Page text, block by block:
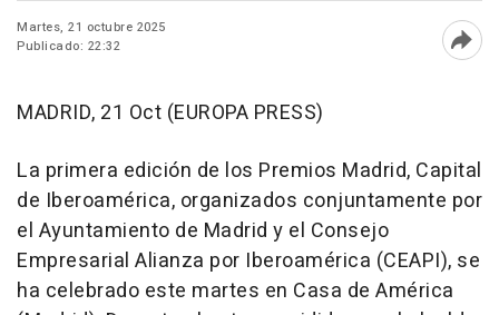
Martes, 21 octubre 2025
Publicado: 22:32
MADRID, 21 Oct (EUROPA PRESS)
La primera edición de los Premios Madrid, Capital
de Iberoamérica, organizados conjuntamente por
el Ayuntamiento de Madrid y el Consejo
Empresarial Alianza por Iberoamérica (CEAPI), se
ha celebrado este martes en Casa de América